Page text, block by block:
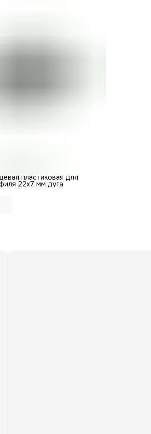
пластиковая для
22х7 мм дуга